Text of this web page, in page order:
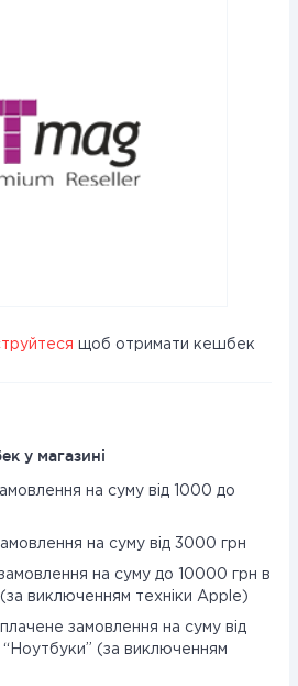
щоб отримати кешбек
у магазині
на суму від 1000 до
на суму від 3000 грн
на суму до 10000 грн в
(за виключенням техніки Apple)
замовлення на суму від
“Ноутбуки” (за виключенням